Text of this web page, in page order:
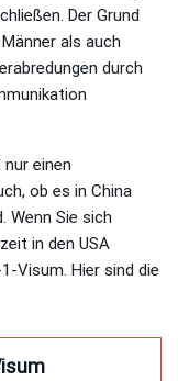
Der Grund
als auch
durch
einen
ob es in China
Wenn Sie sich
in den USA
Visum. Hier sind die